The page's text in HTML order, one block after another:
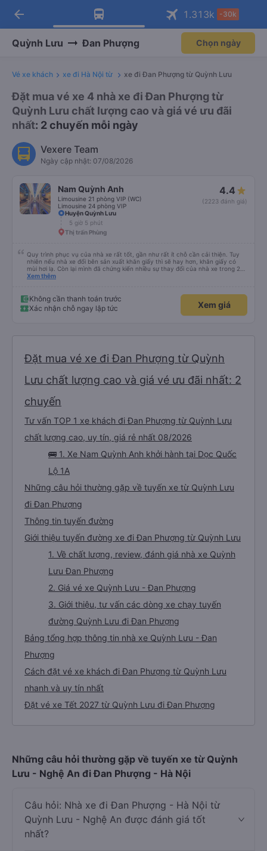
Tải app Vexere ngay!
Nhận ưu đãi thành viên độc
Mở app
Tải app Vexere
-30k/ghế khi đặt vé máy bay qua
Mở app
arrow_back 1.313k -30k
Quỳnh Lưu Đan Phượng Chọn ngày
Vé xe khách xe đi Hà Nội từ xe đi Đan Phượng từ Quỳnh Lưu
Đặt mua vé xe 4 nhà xe đi Đan Phượng từ
Quỳnh Lưu chất lượng cao và giá vé ưu đãi
nhất: 2 chuyến mỗi ngày
Vexere Team
Ngày cập nhật: 07/08/2026
Nam Quỳnh Anh
Limousine 21 phòng VIP (WC)
Limousine 24 phòng VIP
4.4
(2223 đánh giá)
Huyện Quỳnh Lưu
5 giờ 5 phút
Thị trấn Phùng
Quy trình phục vụ của nhà xe rất tốt, gần như rất ít chỗ cần cải thiện. Tuy
nhiên nếu nhà xe đổi bên sản xuất khăn giấy thì sẽ hay hơn, khăn giấy có
mùi hơi lạ. Còn lại mình đã chứng kiến nhiều sự thay đổi của nhà xe trong 2
tháng vừa rồi: tài xế và phụ xe ngày càng thân thiện, quy trình phục vụ rõ
Xem thêm
Không cần thanh toán trước
Xác nhận chỗ ngay lập tức
Xem giá
Đặt mua vé xe đi Đan Phượng từ Quỳnh
Lưu chất lượng cao và giá vé ưu đãi nhất: 2
chuyến
Tư vấn TOP 1 xe khách đi Đan Phượng từ Quỳnh Lưu
chất lượng cao, uy tín, giá rẻ nhất 08/2026
🚌 1. Xe Nam Quỳnh Anh khởi hành tại Dọc Quốc
Lộ 1A
Những câu hỏi thường gặp về tuyến xe từ Quỳnh Lưu
đi Đan Phượng
Thông tin tuyến đường
Giới thiệu tuyến đường xe đi Đan Phượng từ Quỳnh Lưu
1. Về chất lượng, review, đánh giá nhà xe Quỳnh
Lưu Đan Phượng
2. Giá vé xe Quỳnh Lưu - Đan Phượng
3. Giới thiệu, tư vấn các dòng xe chạy tuyến
đường Quỳnh Lưu đi Đan Phượng
Bảng tổng hợp thông tin nhà xe Quỳnh Lưu - Đan
Phượng
Cách đặt vé xe khách đi Đan Phượng từ Quỳnh Lưu
nhanh và uy tín nhất
Đặt vé xe Tết 2027 từ Quỳnh Lưu đi Đan Phượng
Những câu hỏi thường gặp về tuyến xe từ Quỳnh
Lưu - Nghệ An đi Đan Phượng - Hà Nội
Câu hỏi: Nhà xe đi Đan Phượng - Hà Nội từ
Quỳnh Lưu - Nghệ An được đánh giá tốt
nhất?